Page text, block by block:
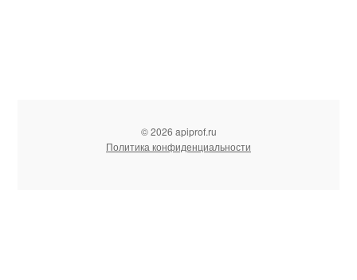
© 2026 apiprof.ru
Политика конфиденциальности